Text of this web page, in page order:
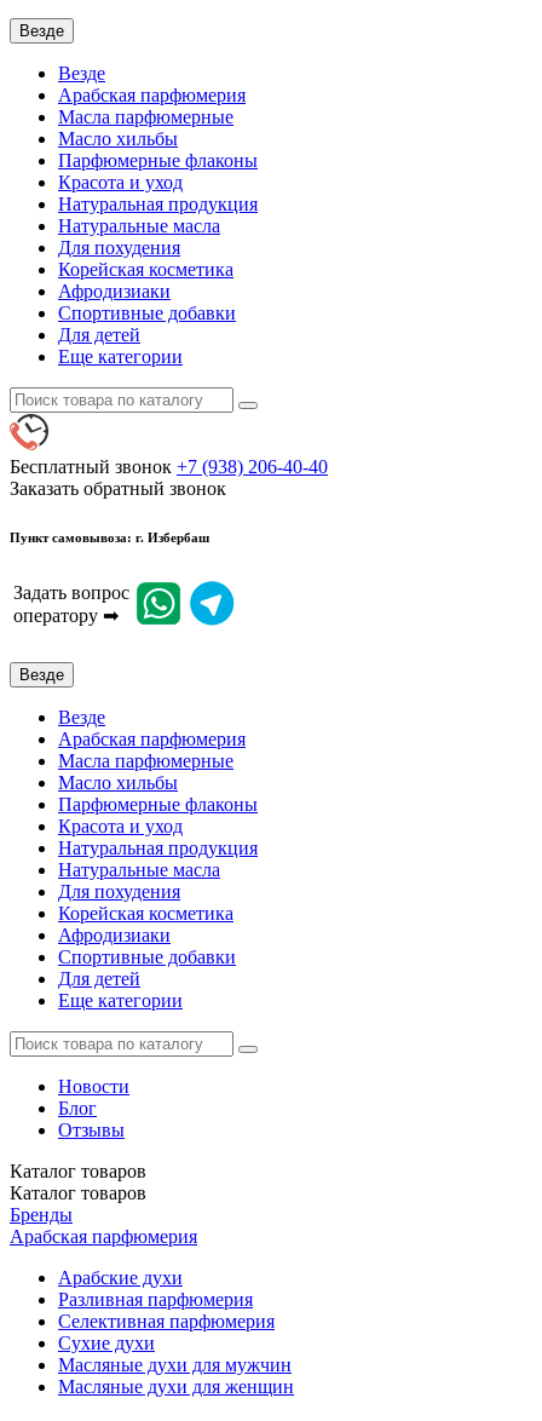
Везде
Везде
Арабская парфюмерия
Масла парфюмерные
Масло хильбы
Парфюмерные флаконы
Красота и уход
Натуральная продукция
Натуральные масла
Для похудения
Корейская косметика
Афродизиаки
Спортивные добавки
Для детей
Еще категории
Бесплатный звонок +7 (938) 206-40-40
Заказать обратный звонок
Пункт самовывоза: г. Избербаш
Задать вопрос
оператору ➡
Везде
Везде
Арабская парфюмерия
Масла парфюмерные
Масло хильбы
Парфюмерные флаконы
Красота и уход
Натуральная продукция
Натуральные масла
Для похудения
Корейская косметика
Афродизиаки
Спортивные добавки
Для детей
Еще категории
Новости
Блог
Отзывы
Каталог товаров
Каталог товаров
Бренды
Арабская парфюмерия
Арабские духи
Разливная парфюмерия
Селективная парфюмерия
Сухие духи
Масляные духи для мужчин
Масляные духи для женщин